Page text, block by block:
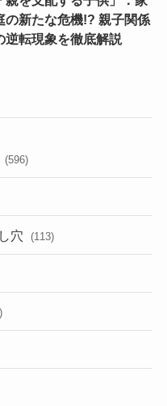
の新たな危機!? 親子関係
逆転現象を徹底解説
(596)
穴 (113)